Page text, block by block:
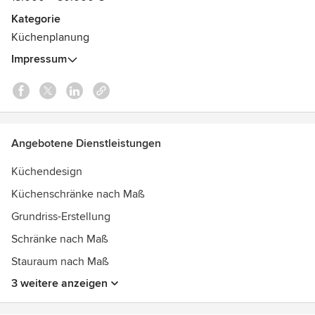
Modeerscheinungen überdauert.
Besuchen Sie unseren großen Showroom zu Küchen im
Münchner Norden.
Auszeichnungen:
Best of Houzz-Award 2020 - Bereich Kundenzufriedenheit
Schreinerhandwerk"
Best of Houzz-Award 2018 - Bereich Kundenzufriedenheit
Thalhofer Preis 2016 - "Vorausdenken - nachhaltig handeln"
Kategorie
Küchenplanung
Impressum
Angebotene Dienstleistungen
Küchendesign
Küchenschränke nach Maß
Grundriss-Erstellung
Schränke nach Maß
Stauraum nach Maß
3 weitere anzeigen